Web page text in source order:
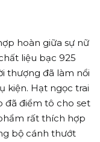
hoàn giữa sự nữ
liệu bạc 925
thượng đã làm nổi
kiện. Hạt ngọc trai
đã điểm tô cho set
rất thích hợp
bộ cánh thướt